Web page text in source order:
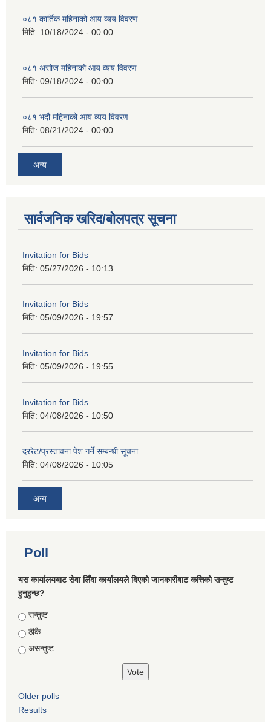
०८१ कार्तिक महिनाको आय व्यय विवरण
मिति: 10/18/2024 - 00:00
०८१ असोज महिनाको आय व्यय विवरण
मिति: 09/18/2024 - 00:00
०८१ भदौ महिनाको आय व्यय विवरण
मिति: 08/21/2024 - 00:00
अन्य
सार्वजनिक खरिद/बोलपत्र सूचना
Invitation for Bids
मिति: 05/27/2026 - 10:13
Invitation for Bids
मिति: 05/09/2026 - 19:57
Invitation for Bids
मिति: 05/09/2026 - 19:55
Invitation for Bids
मिति: 04/08/2026 - 10:50
दररेट/प्रस्तावना पेश गर्ने सम्बन्धी सूचना
मिति: 04/08/2026 - 10:05
अन्य
Poll
यस कार्यालयबाट सेवा लिँदा कार्यालयले दिएको जानकारीबाट कत्तिको सन्तुष्ट
हुनुहुन्छ?
Choices
सन्तुष्ट
ठीकै
असन्तुष्ट
Older polls
Results